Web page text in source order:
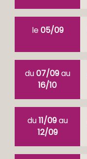
le05/09
du07/09au
16/10
du11/09au
12/09